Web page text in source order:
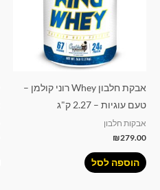
אבקת חלבון Whey רוני קולמן –
טעם עוגיות – 2.27 ק"ג
אבקות חלבון
₪279.00
הוספה לסל